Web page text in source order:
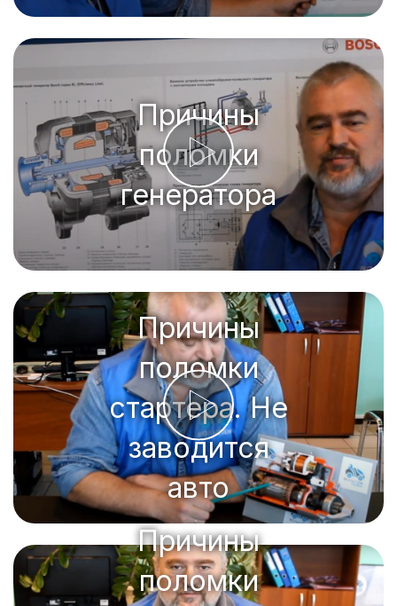
Причины
поломки
генератора
Причины
поломки
стартера. Не
заводится
авто
Причины
поломки